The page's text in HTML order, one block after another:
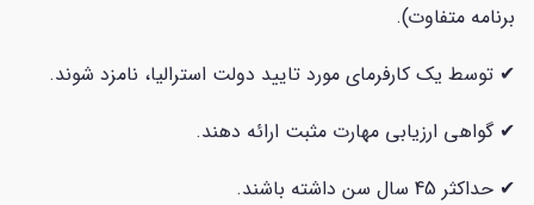
برنامه متفاوت).
✔ توسط یک کارفرمای مورد تایید دولت استرالیا، نامزد شوند.
✔ گواهی ارزیابی مهارت مثبت ارائه دهند.
✔ حداکثر 45 سال سن داشته باشند.